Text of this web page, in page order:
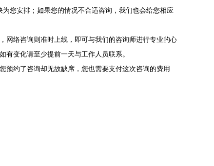
为您安排；如果您的情况不合适咨询，我们也会给您相应
网络咨询则准时上线，即可与我们的咨询师进行专业的心
变化请至少提前一天与工作人员联系。
预约了咨询却无故缺席，您也需要支付这次咨询的费用